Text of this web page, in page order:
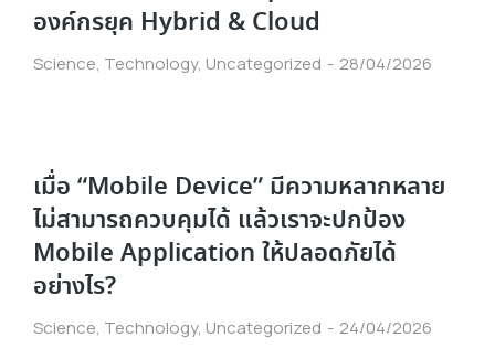
องค์กรยุค Hybrid & Cloud
Science, Technology, Uncategorized 28/04/2026
เมื่อ “Mobile Device” มีความหลากหลาย
ไม่สามารถควบคุมได้ แล้วเราจะปกป้อง
Mobile Application ให้ปลอดภัยได้
อย่างไร?
Science, Technology, Uncategorized 24/04/2026